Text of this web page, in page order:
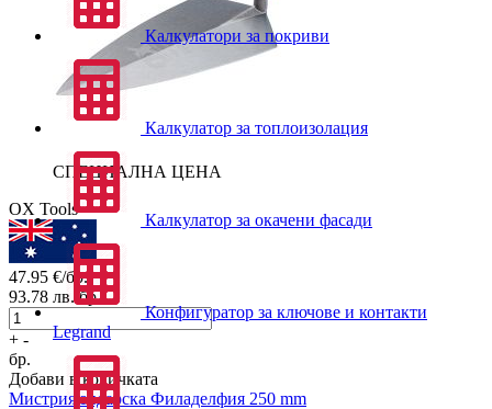
СПЕЦИАЛНА ЦЕНА
OX Tools
47.95 €/бр.
93.78 лв./бр.
+ -
бр.
Добави в количката
Мистрия зидарска Филаделфия 250 mm
Калкулатори за покриви
Калкулатор за топлоизолация
Калкулатор за окачени фасади
Конфигуратор за ключове и контакти
Legrand